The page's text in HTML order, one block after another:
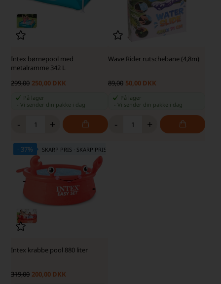
Intex børnepool med
metalramme 342 L
299,00 250,00 DKK
På lager
-Vi sender din pakke i dag
- +
Wave Rider rutschebane (4,8m)
89,00 50,00 DKK
På lager
Vi sender din pakke i dag
- +
- 37% SKARP PRIS · SKARP PRIS
Intex krabbe pool 880 liter
319,00 200,00 DKK